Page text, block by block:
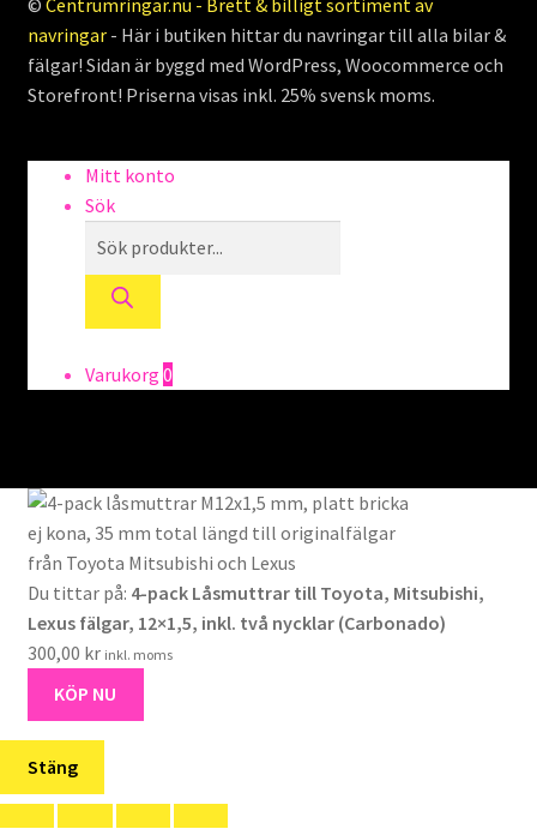
© Centrumringar.nu - Brett & billigt sortiment av
navringar- Här i butiken hittar du navringar till alla bilar &
fälgar! Sidan är byggd med WordPress, Woocommerce och
Storefront! Priserna visas inkl. 25% svensk moms.
Mitt konto
Sök
search
Varukorg 0
Du tittar på: 4-pack Låsmuttrar till Toyota, Mitsubishi,
Lexus fälgar, 12×1,5, inkl. två nycklar (Carbonado)
300,00 kr inkl. moms
KÖP NU
Stäng